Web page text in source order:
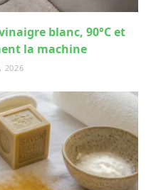
blanc, 90°C et
la machine
2026